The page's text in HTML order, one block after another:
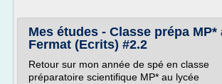
Mes études - Classe prépa MP*
Fermat (Ecrits) #2.2
Retour sur mon année de spé en classe
préparatoire scientifique MP* au lycée